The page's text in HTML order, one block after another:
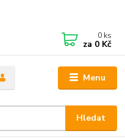
Menu
Hledat
0 ks
za 0 Kč